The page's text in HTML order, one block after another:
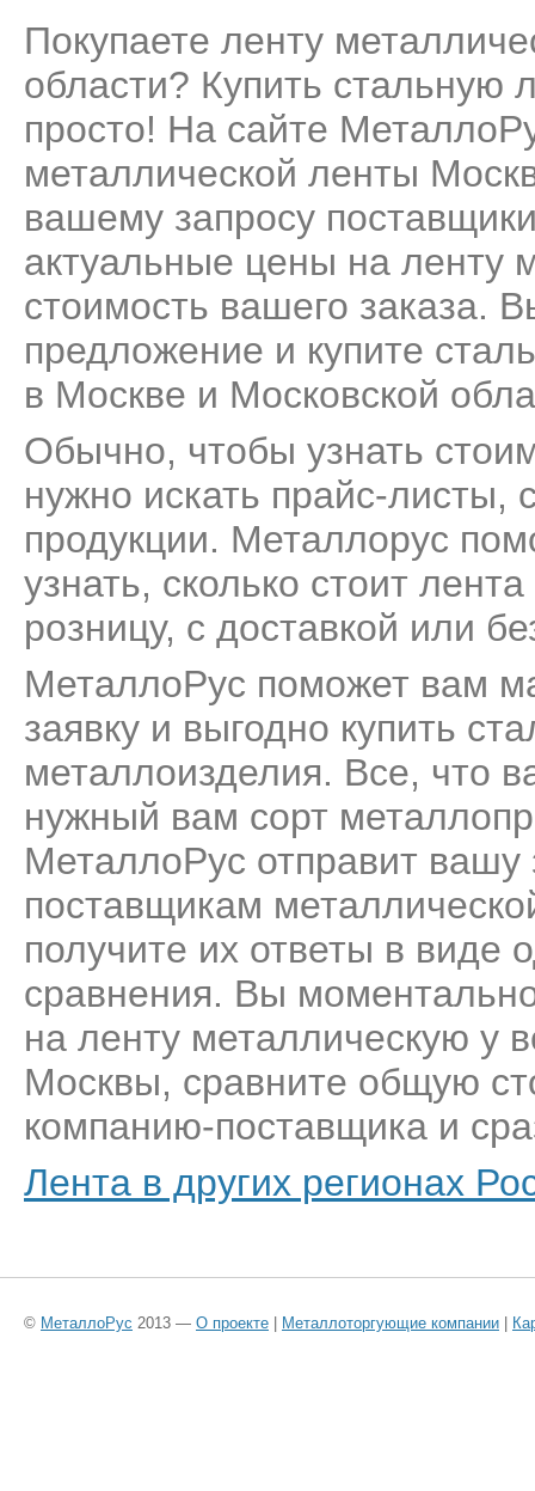
Покупаете ленту
области? Купить стальную
просто! На сайте
металлической ленты
вашему запросу
актуальные цены на ленту
стоимость вашего заказа.
предложение и купите
в Москве и Московской
Обычно, чтобы узнать
нужно искать прайс-листы,
продукции. Металлорус
узнать, сколько стоит
розницу, с доставкой или
МеталлоРус поможет вам
заявку и выгодно купить
металлоизделия. Все, что
нужный вам сорт
МеталлоРус отправит
поставщикам
получите их ответы в виде
сравнения. Вы
на ленту металлическую у
Москвы, сравните общую
компанию-поставщика и
Лента в других регионах
© МеталлоРус 2013 — О проекте | Металлоторгующие компании |